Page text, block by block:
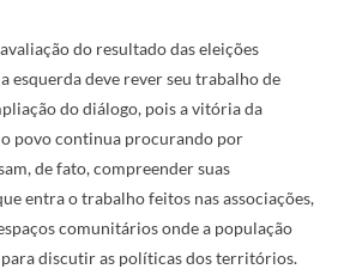
do resultado das eleições
esquerda deve rever seu trabalho de
do diálogo, pois a vitória da
povo continua procurando por
de fato, compreender suas
entra o trabalho feitos nas associações,
comunitários onde a população
para discutir as políticas dos territórios.